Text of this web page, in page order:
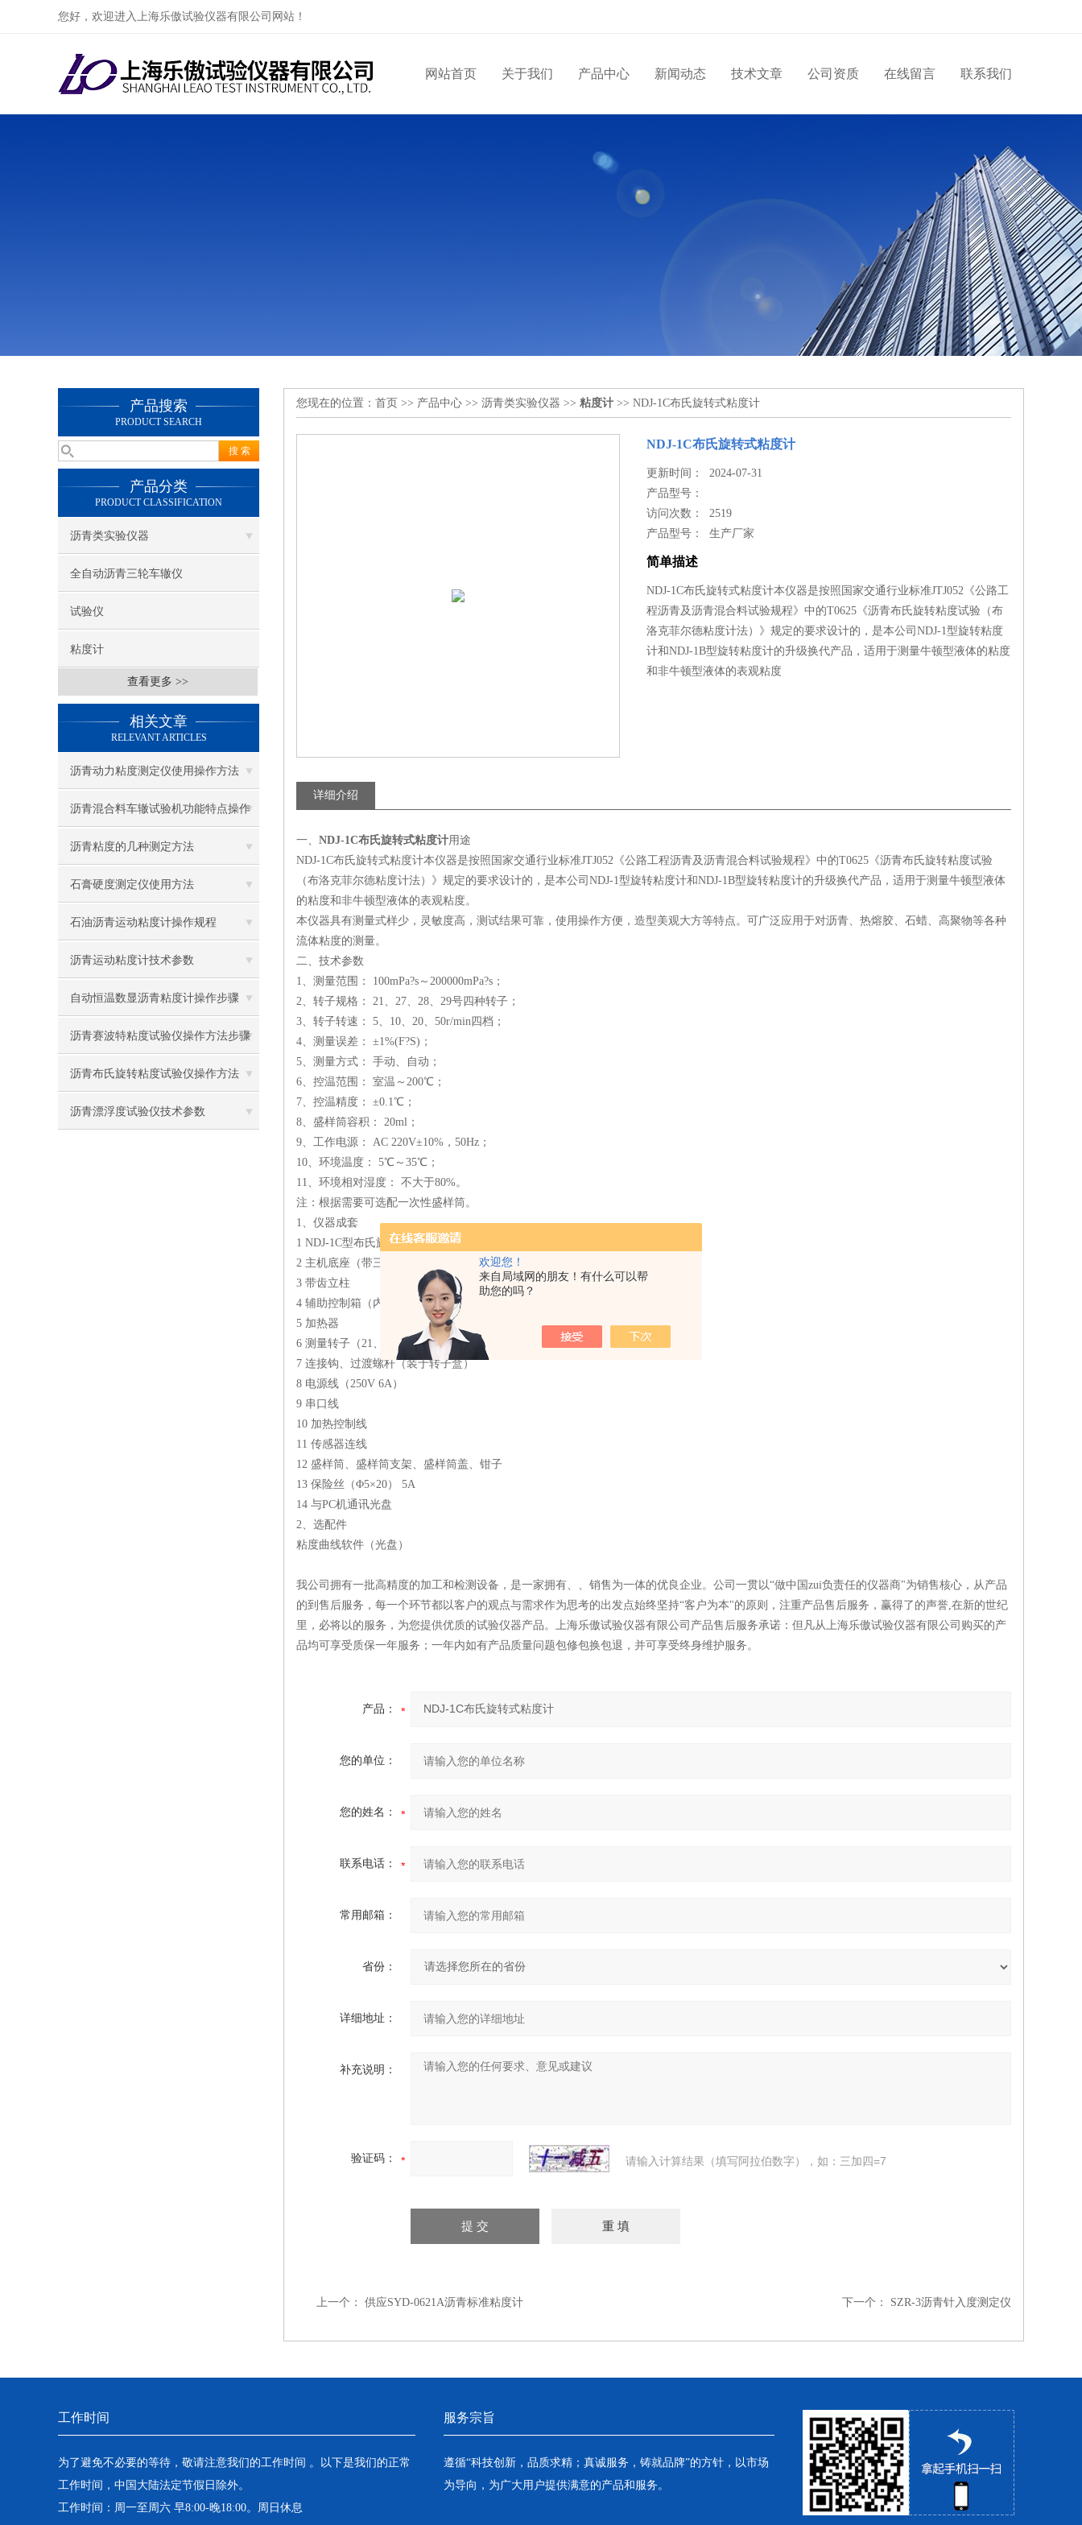
欢迎您！
来自局域网的朋友！有什么可以帮
助您的吗？
您好，欢迎进入上海乐傲试验仪器有限公司网站！
网站首页 关于我们 产品中心 新闻动态 技术文章 公司资质 在线留言 联系我们
产品搜索
PRODUCT SEARCH
产品分类
PRODUCT CLASSIFICATION
沥青类实验仪器
全自动沥青三轮车辙仪
试验仪
粘度计
查看更多 >>
相关文章
RELEVANT ARTICLES
沥青动力粘度测定仪使用操作方法
沥青混合料车辙试验机功能特点操作
使用说明
沥青粘度的几种测定方法
石膏硬度测定仪使用方法
石油沥青运动粘度计操作规程
沥青运动粘度计技术参数
自动恒温数显沥青粘度计操作步骤
沥青赛波特粘度试验仪操作方法步骤
沥青布氏旋转粘度试验仪操作方法
沥青漂浮度试验仪技术参数
您现在的位置： 首页 >> 产品中心 >> 沥青类实验仪器 >> 粘度计 >> NDJ-1C布氏旋转式粘度计
NDJ-1C布氏旋转式粘度计
更新时间： 2024-07-31
产品型号：
访问次数： 2519
产品型号： 生产厂家
简单描述
NDJ-1C布氏旋转式粘度计本仪器是按照国家交通行业标准JTJ052《公路工
程沥青及沥青混合料试验规程》中的T0625《沥青布氏旋转粘度试验（布
洛克菲尔德粘度计法）》规定的要求设计的，是本公司NDJ-1型旋转粘度
计和NDJ-1B型旋转粘度计的升级换代产品，适用于测量牛顿型液体的粘度
和非牛顿型液体的表观粘度
详细介绍
一、 NDJ-1C布氏旋转式粘度计用途
NDJ-1C布氏旋转式粘度计本仪器是按照国家交通行业标准JTJ052《公路工程沥青及沥青混合料试验规程》中的T0625《沥青布氏旋转粘度试验
（布洛克菲尔德粘度计法）》规定的要求设计的，是本公司NDJ-1型旋转粘度计和NDJ-1B型旋转粘度计的升级换代产品，适用于测量牛顿型液体
的粘度和非牛顿型液体的表观粘度。
本仪器具有测量式样少，灵敏度高，测试结果可靠，使用操作方便，造型美观大方等特点。可广泛应用于对沥青、热熔胶、石蜡、高聚物等各种
流体粘度的测量。
二、 技术参数
1、测量范围： 100mPa?s～200000mPa?s；
2、转子规格： 21、27、28、29号四种转子；
3、转子转速： 5、10、20、50r/min四档；
4、测量误差： ±1%(F?S)；
5、测量方式： 手动、自动；
6、控温范围： 室温～200℃；
7、控温精度： ±0.1℃；
8、盛样筒容积： 20ml；
9、工作电源： AC 220V±10%，50Hz；
10、环境温度： 5℃～35℃；
11、环境相对湿度： 不大于80%。
注：根据需要可选配一次性盛样筒。
1、仪器成套
1 NDJ-1C型布氏旋转粘度计机头（装于铝合金箱）
2 主机底座（带三只水平调节螺钉）
3 带齿立柱
4 辅助控制箱（内含温控仪、微型打印机）
5 加热器
6 测量转子（21、27、28、29号）（装于转子盒）
7 连接钩、过渡螺杆（装于转子盒）
8 电源线（250V 6A）
9 串口线
10 加热控制线
11 传感器连线
12 盛样筒、盛样筒支架、盛样筒盖、钳子
13 保险丝（Φ5×20） 5A
14 与PC机通讯光盘
2、选配件
粘度曲线软件（光盘）
我公司拥有一批高精度的加工和检测设备，是一家拥有、、销售为一体的优良企业。公司一贯以“做中国zui负责任的仪器商"为销售核心，从产品
的到售后服务，每一个环节都以客户的观点与需求作为思考的出发点始终坚持“客户为本"的原则，注重产品售后服务，赢得了的声誉,在新的世纪
里，必将以的服务，为您提供优质的试验仪器产品。上海乐傲试验仪器有限公司产品售后服务承诺：但凡从上海乐傲试验仪器有限公司购买的产
品均可享受质保一年服务；一年内如有产品质量问题包修包换包退，并可享受终身维护服务。
产品：
您的单位：
您的姓名：
联系电话：
常用邮箱：
省份：
详细地址：
补充说明：
验证码： 请输入计算结果（填写阿拉伯数字），如：三加四=7
上一个： 供应SYD-0621A沥青标准粘度计 下一个： SZR-3沥青针入度测定仪
工作时间
为了避免不必要的等待，敬请注意我们的工作时间 。以下是我们的正常
工作时间，中国大陆法定节假日除外。
工作时间：周一至周六 早8:00-晚18:00。周日休息
服务宗旨
遵循“科技创新，品质求精；真诚服务，铸就品牌”的方针，以市场
为导向，为广大用户提供满意的产品和服务。